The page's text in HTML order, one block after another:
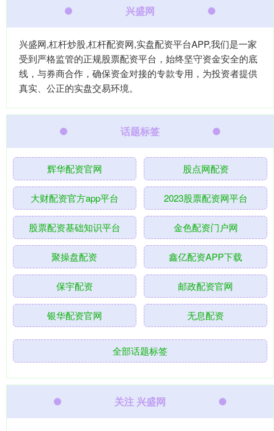
兴盛网
兴盛网,杠杆炒股,杠杆配资网,实盘配资平台APP,我们是一家
受到严格监管的正规股票配资平台，始终坚守资金安全的底
线，与券商合作，确保资金对接的专款专用，为投资者提供
真实、公正的实盘交易环境。
话题标签
辉华配资官网 股点网配资
大财配资官方app平台 2023股票配资网平台
股票配资基础知识平台 金色配资门户网
聚操盘配资 鑫亿配资APP下载
保宇配资 邮政配资官网
银华配资官网 无息配资
全部话题标签
关注 兴盛网